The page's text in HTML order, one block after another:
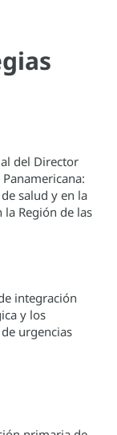
del Director
salud y en la
Región de las
integración
y los
urgencias